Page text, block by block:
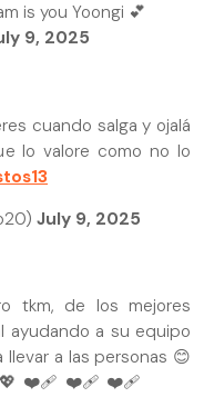
is you Yoongi 💕
9, 2025
cuando salga y ojalá
lo valore como no lo
July 9, 2025
tkm, de los mejores
ayudando a su equipo
llevar a las personas 😊